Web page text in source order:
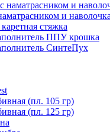
наматрасником и
и
стяжка
ППУ крошка
СинтеПух
(пл. 105 гр)
(пл. 125 гр)